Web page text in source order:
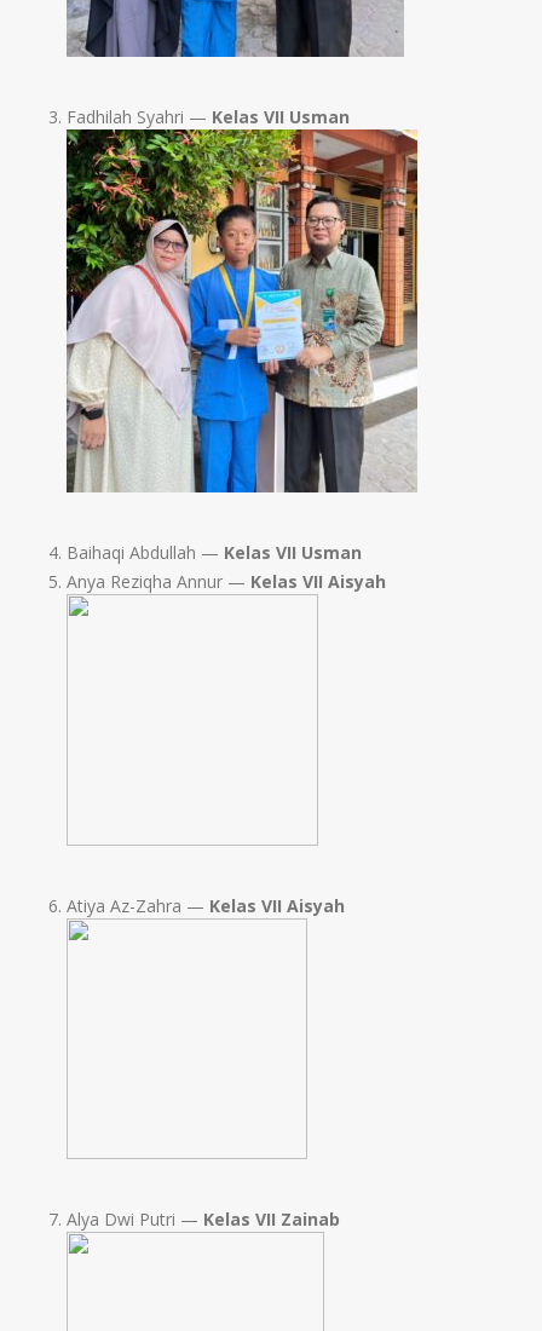
Fadhilah Syahri — Kelas VII Usman
Baihaqi Abdullah — Kelas VII Usman
Anya Reziqha Annur — Kelas VII Aisyah
Atiya Az-Zahra — Kelas VII Aisyah
Alya Dwi Putri — Kelas VII Zainab